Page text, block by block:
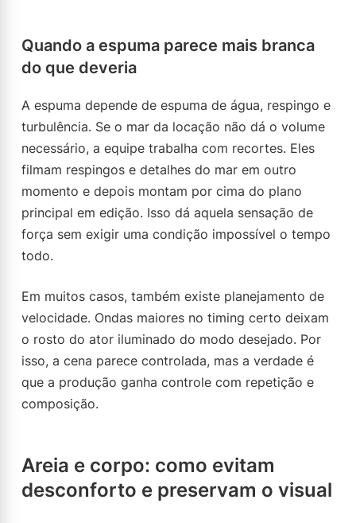
Quando a espuma parece mais branca
do que deveria
A espuma depende de espuma de água, respingo e
turbulência. Se o mar da locação não dá o volume
necessário, a equipe trabalha com recortes. Eles
filmam respingos e detalhes do mar em outro
momento e depois montam por cima do plano
principal em edição. Isso dá aquela sensação de
força sem exigir uma condição impossível o tempo
todo.
Em muitos casos, também existe planejamento de
velocidade. Ondas maiores no timing certo deixam
o rosto do ator iluminado do modo desejado. Por
isso, a cena parece controlada, mas a verdade é
que a produção ganha controle com repetição e
composição.
Areia e corpo: como evitam
desconforto e preservam o visual